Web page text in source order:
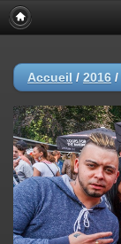
Accueil / 2016 /